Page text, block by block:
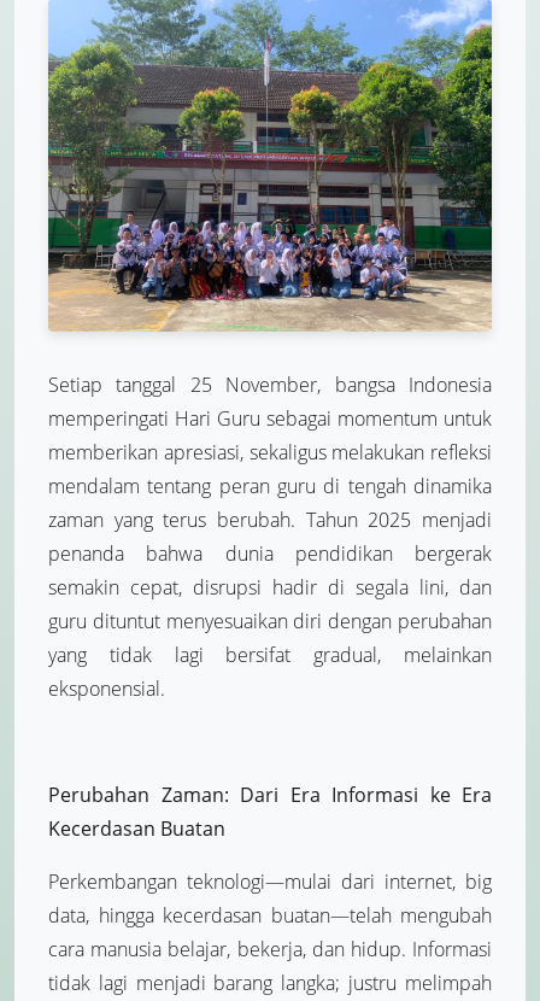
Setiap tanggal 25 November, bangsa Indonesia
memperingati Hari Guru sebagai momentum untuk
memberikan apresiasi, sekaligus melakukan refleksi
mendalam tentang peran guru di tengah dinamika
zaman yang terus berubah. Tahun 2025 menjadi
penanda bahwa dunia pendidikan bergerak
semakin cepat, disrupsi hadir di segala lini, dan
guru dituntut menyesuaikan diri dengan perubahan
yang tidak lagi bersifat gradual, melainkan
eksponensial.
Perubahan Zaman: Dari Era Informasi ke Era
Kecerdasan Buatan
Perkembangan teknologi—mulai dari internet, big
data, hingga kecerdasan buatan—telah mengubah
cara manusia belajar, bekerja, dan hidup. Informasi
tidak lagi menjadi barang langka; justru melimpah